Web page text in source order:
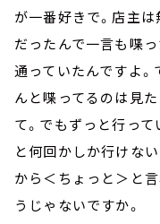
が一番好きで。店主
だったんで一言も喋
通っていたんですよ
んと喋ってるのは見
て。でもずっと行って
と何回かしか行けな
から＜ちょっと＞と
うじゃないですか。